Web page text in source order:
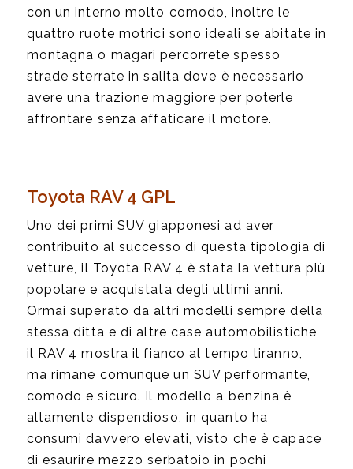
con un interno molto comodo, inoltre le
quattro ruote motrici sono ideali se abitate in
montagna o magari percorrete spesso
strade sterrate in salita dove è necessario
avere una trazione maggiore per poterle
affrontare senza affaticare il motore.
Toyota RAV 4 GPL
Uno dei primi SUV giapponesi ad aver
contribuito al successo di questa tipologia di
vetture, il Toyota RAV 4 è stata la vettura più
popolare e acquistata degli ultimi anni.
Ormai superato da altri modelli sempre della
stessa ditta e di altre case automobilistiche,
il RAV 4 mostra il fianco al tempo tiranno,
ma rimane comunque un SUV performante,
comodo e sicuro. Il modello a benzina è
altamente dispendioso, in quanto ha
consumi davvero elevati, visto che è capace
di esaurire mezzo serbatoio in pochi